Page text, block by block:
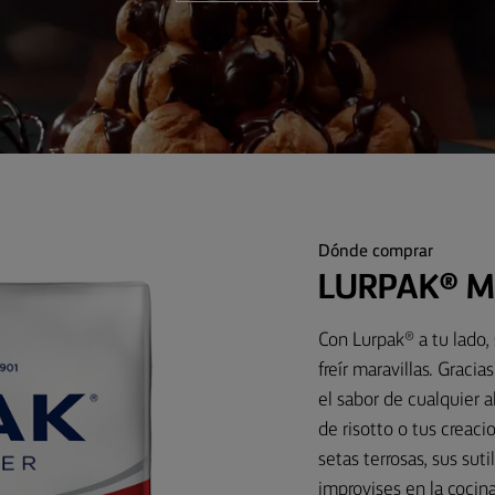
Dónde comprar
LURPAK®
Con Lurpak® a tu
freír maravillas.
el sabor de cualquier
de risotto o tus
setas terrosas, sus
improvises en la